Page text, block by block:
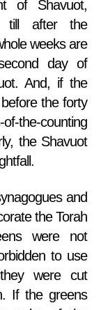
of Shavuot,
till after the
weeks are
day of
And, if the
the forty
the-counting
the Shavuot
and
the Torah
were not
to use
were cut
If the greens